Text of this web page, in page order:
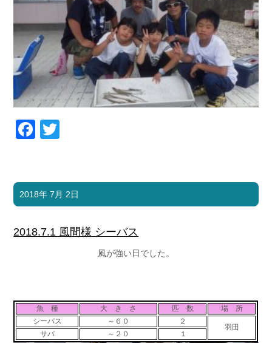
Facebook
2018年 7月 2日
2018.7.1 風間様 シーバス
風が強い日でした。
魚 種 大 き さ 匹 数
場 所
シーバス
～６０ ２
羽田
サバ ～２０ １